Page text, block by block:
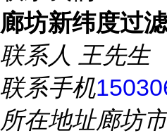
廊坊新纬度过
联系人 王先生
联系手机
所在地址廊坊